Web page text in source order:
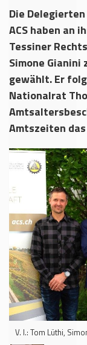
Die
ACS haben an
Tessiner
Simone
gewählt. Er
Nationalrat
Amtszeiten
V. l.: Tom Lüthi,